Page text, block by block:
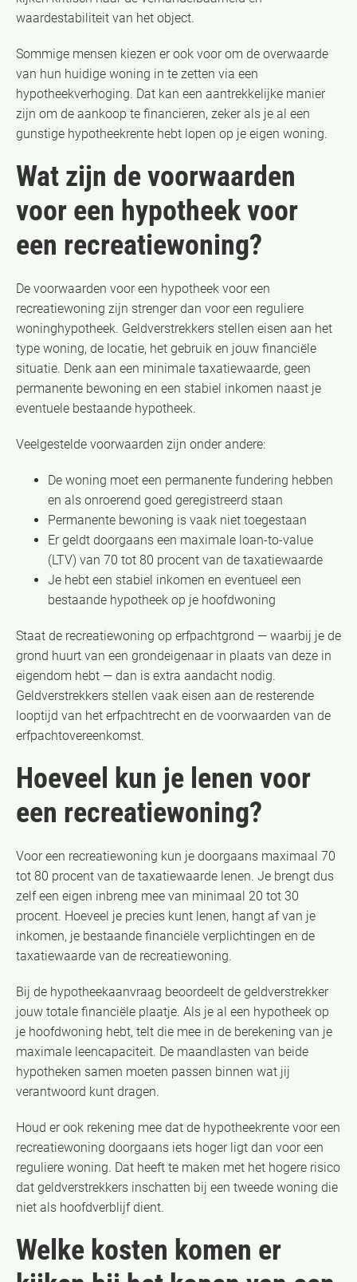
waardestabiliteit van het object.
Sommige mensen kiezen er ook voor om de overwaarde
van hun huidige woning in te zetten via een
hypotheekverhoging. Dat kan een aantrekkelijke manier
zijn om de aankoop te financieren, zeker als je al een
gunstige hypotheekrente hebt lopen op je eigen woning.
Wat zijn de voorwaarden
voor een hypotheek voor
een recreatiewoning?
De voorwaarden voor een hypotheek voor een
recreatiewoning zijn strenger dan voor een reguliere
woninghypotheek. Geldverstrekkers stellen eisen aan het
type woning, de locatie, het gebruik en jouw financiële
situatie. Denk aan een minimale taxatiewaarde, geen
permanente bewoning en een stabiel inkomen naast je
eventuele bestaande hypotheek.
Veelgestelde voorwaarden zijn onder andere:
De woning moet een permanente fundering hebben
en als onroerend goed geregistreerd staan
Permanente bewoning is vaak niet toegestaan
Er geldt doorgaans een maximale loan-to-value
(LTV) van 70 tot 80 procent van de taxatiewaarde
Je hebt een stabiel inkomen en eventueel een
bestaande hypotheek op je hoofdwoning
Staat de recreatiewoning op erfpachtgrond — waarbij je de
grond huurt van een grondeigenaar in plaats van deze in
eigendom hebt — dan is extra aandacht nodig.
Geldverstrekkers stellen vaak eisen aan de resterende
looptijd van het erfpachtrecht en de voorwaarden van de
erfpachtovereenkomst.
Hoeveel kun je lenen voor
een recreatiewoning?
Voor een recreatiewoning kun je doorgaans maximaal 70
tot 80 procent van de taxatiewaarde lenen. Je brengt dus
zelf een eigen inbreng mee van minimaal 20 tot 30
procent. Hoeveel je precies kunt lenen, hangt af van je
inkomen, je bestaande financiële verplichtingen en de
taxatiewaarde van de recreatiewoning.
Bij de hypotheekaanvraag beoordeelt de geldverstrekker
jouw totale financiële plaatje. Als je al een hypotheek op
je hoofdwoning hebt, telt die mee in de berekening van je
maximale leencapaciteit. De maandlasten van beide
hypotheken samen moeten passen binnen wat jij
verantwoord kunt dragen.
Houd er ook rekening mee dat de hypotheekrente voor een
recreatiewoning doorgaans iets hoger ligt dan voor een
reguliere woning. Dat heeft te maken met het hogere risico
dat geldverstrekkers inschatten bij een tweede woning die
niet als hoofdverblijf dient.
Welke kosten komen er